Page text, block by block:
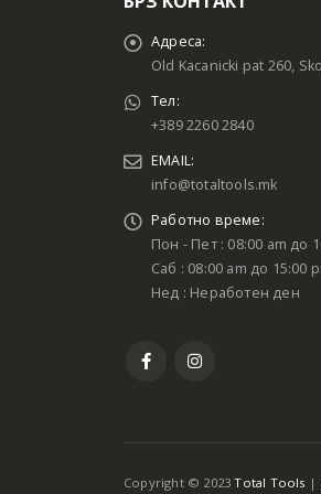
Адреса:
Old Kacanicki pat 260,
Тел:
+389 2260 2840
EMAIL:
info@totaltools.mk
Работно време:
Пон - Пет : 08:00 am до
Саб : 08:00 am до 15:00
Нед : Неработен ден
Copyright © 2023Total Tools |